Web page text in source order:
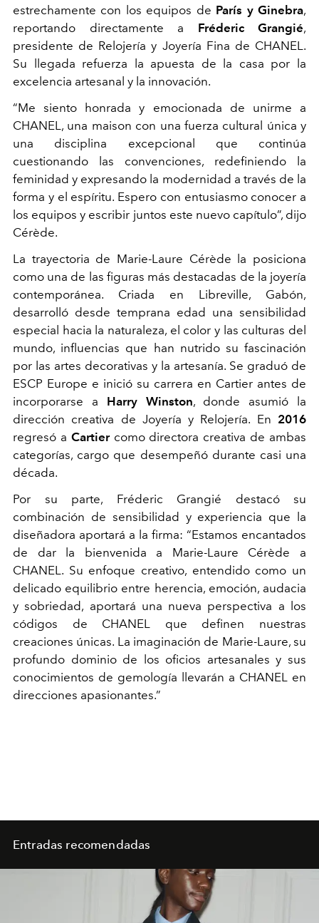
estrechamente con los equipos de París y Ginebra,
reportando directamente a Fréderic Grangié,
presidente de Relojería y Joyería Fina de CHANEL.
Su llegada refuerza la apuesta de la casa por la
excelencia artesanal y la innovación.
“Me siento honrada y emocionada de unirme a
CHANEL, una maison con una fuerza cultural única y
una disciplina excepcional que continúa
cuestionando las convenciones, redefiniendo la
feminidad y expresando la modernidad a través de la
forma y el espíritu. Espero con entusiasmo conocer a
los equipos y escribir juntos este nuevo capítulo”, dijo
Cérède.
La trayectoria de Marie-Laure Cérède la posiciona
como una de las figuras más destacadas de la joyería
contemporánea. Criada en Libreville, Gabón,
desarrolló desde temprana edad una sensibilidad
especial hacia la naturaleza, el color y las culturas del
mundo, influencias que han nutrido su fascinación
por las artes decorativas y la artesanía. Se graduó de
ESCP Europe e inició su carrera en Cartier antes de
incorporarse a Harry Winston, donde asumió la
dirección creativa de Joyería y Relojería. En 2016
regresó a Cartiercomo directora creativa de ambas
categorías, cargo que desempeñó durante casi una
década.
Por su parte, Fréderic Grangié destacó su
combinación de sensibilidad y experiencia que la
diseñadora aportará a la firma: “Estamos encantados
de dar la bienvenida a Marie-Laure Cérède a
CHANEL. Su enfoque creativo, entendido como un
delicado equilibrio entre herencia, emoción, audacia
y sobriedad, aportará una nueva perspectiva a los
códigos de CHANEL que definen nuestras
creaciones únicas. La imaginación de Marie-Laure, su
profundo dominio de los oficios artesanales y sus
conocimientos de gemología llevarán a CHANEL en
direcciones apasionantes.”
Entradas recomendadas